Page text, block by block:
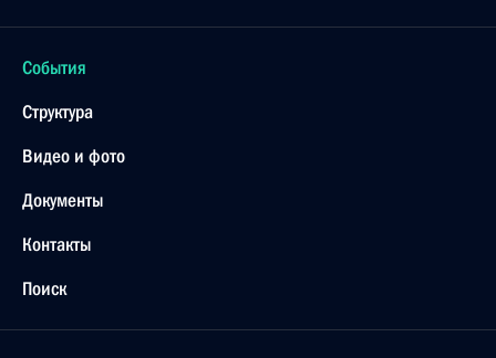
События
Структура
Видео и фото
Документы
Контакты
Поиск